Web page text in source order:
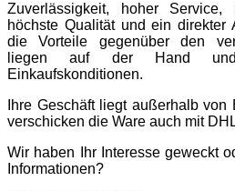
Zuverlässigkeit, hoher Service,
höchste Qualität und ein direkter
die Vorteile gegenüber den
liegen auf der Hand
Einkaufskonditionen.
Ihre Geschäft liegt außerhalb
verschicken die Ware auch mit
Wir haben Ihr Interesse geweckt
Informationen?